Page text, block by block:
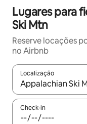
Lugares para
Ski Mtn
Reserve locações
no Airbnb
Localização
Quando os
Check-in